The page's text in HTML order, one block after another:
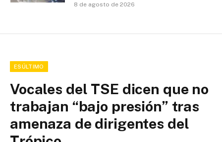
8 de agosto de 2026
ESÚLTIMO
Vocales del TSE dicen que no
trabajan “bajo presión” tras
amenaza de dirigentes del